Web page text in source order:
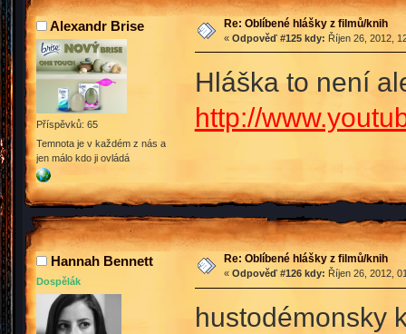
Alexandr Brise
Příspěvků: 65
Temnota je v každém z nás a
jen málo kdo ji ovládá
Re: Oblíbené hlášky z filmů/knih
« Odpověď #125 kdy: Říjen 26, 2012,
Hláška to není
http://
Hannah Bennett
Dospělák
Re: Oblíbené hlášky z filmů/knih
« Odpověď #126 kdy: Říjen 26, 2012,
hustodémonsky